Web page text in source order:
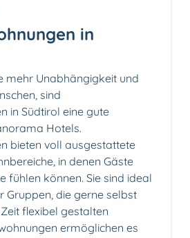
in
mehr Unabhängigkeit und
sind
in Südtirol eine gute
Hotels.
bieten voll ausgestattete
in denen Gäste
fühlen können. Sie sind ideal
Gruppen, die gerne selbst
flexibel gestalten
ermöglichen es